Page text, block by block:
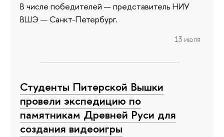
В числе победителей — представитель НИУ
ВШЭ — Санкт-Петербург.
13 июля
Студенты Питерской Вышки
провели экспедицию по
памятникам Древней Руси для
создания видеоигры